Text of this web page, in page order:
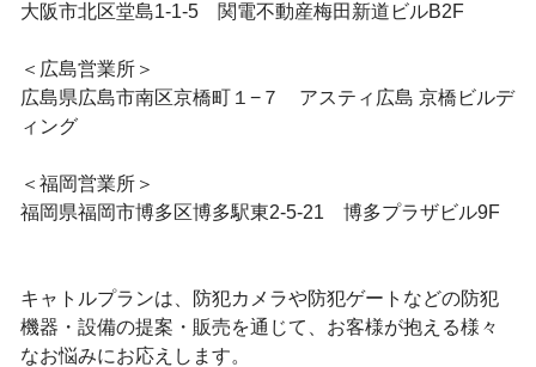
大阪市北区堂島1-1-5 関電不動産梅田新道ビルB2F
＜広島営業所＞
広島県広島市南区京橋町１−７ アスティ広島 京橋ビルデ
ィング
＜福岡営業所＞
福岡県福岡市博多区博多駅東2-5-21 博多プラザビル9F
キャトルプランは、防犯カメラや防犯ゲートなどの防犯
機器・設備の提案・販売を通じて、お客様が抱える様々
なお悩みにお応えします。